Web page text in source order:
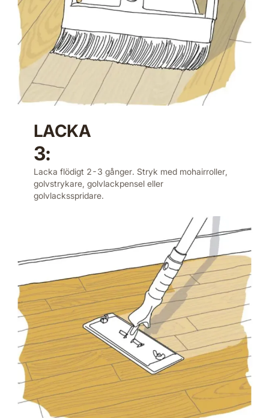
LACKA
3:
Lacka flödigt 2-3 gånger. Stryk med mohairroller,
golvstrykare, golvlackpensel eller
golvlacksspridare.